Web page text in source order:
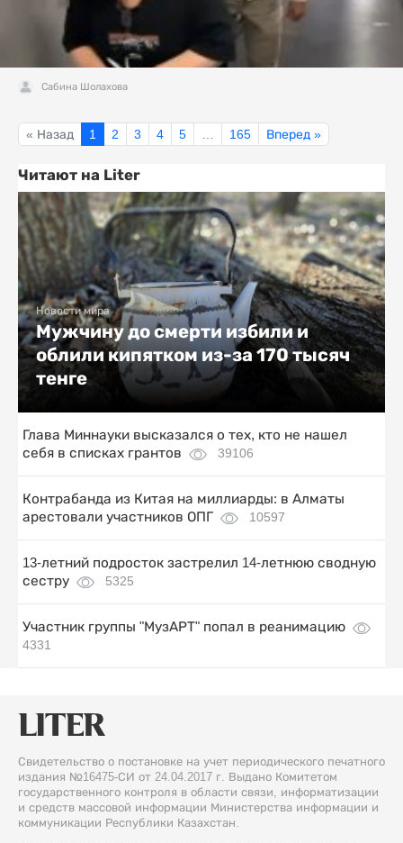
Сабина Шолахова
« Назад 1 2 3 4 5 … 165 Вперед »
Читают на Liter
Новости мира
Мужчину до смерти избили и
облили кипятком из-за 170 тысяч
тенге
Глава Миннауки высказался о тех, кто не нашел
себя в списках грантов
39106
Контрабанда из Китая на миллиарды: в Алматы
арестовали участников ОПГ
10597
13-летний подросток застрелил 14-летнюю сводную
сестру
5325
Участник группы "МузАРТ" попал в реанимацию
4331
Свидетельство о постановке на учет периодического печатного
издания №16475-СИ от 24.04.2017 г. Выдано Комитетом
государственного контроля в области связи, информатизации
и средств массовой информации Министерства информации и
коммуникации Республики Казахстан.